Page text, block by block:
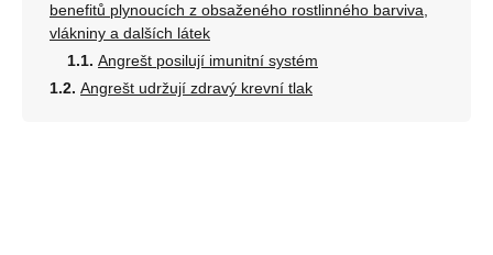
benefitů plynoucích z obsaženého rostlinného barviva,
vlákniny a dalších látek
Angrešt posilují imunitní systém
Angrešt udržují zdravý krevní tlak